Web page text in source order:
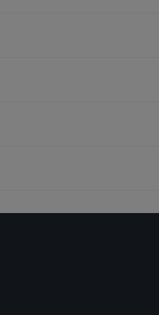
Ramen - 313 @ Somerset
Bistro
Singapore
休閒餐廳